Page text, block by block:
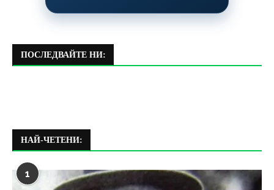
ПОСЛЕДВАЙТЕ НИ:
НАЙ-ЧЕТЕНИ:
1